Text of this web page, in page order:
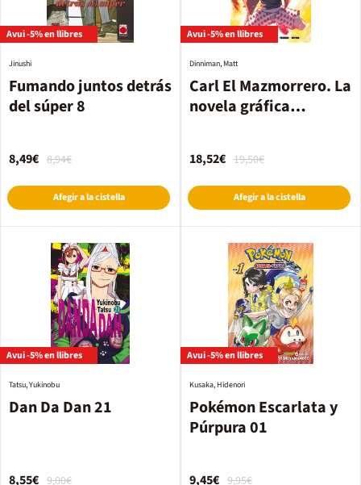
Avui -5% en llibres
Fumando juntos detrás
del súper 8
Jinushi
8,94€
8,49€
Afegir a la cistella
Avui -5% en llibres
Carl El Mazmorrero. La
novela gráfica
Dinniman, Matt
19,50€
18,52€
Afegir a la cistella
Avui -5% en llibres
Dan Da Dan 21
Tatsu, Yukinobu
9,00€
8,55€
Avui -5% en llibres
Pokémon Escarlata y
Púrpura 01
Kusaka, Hidenori
9,95€
9,45€